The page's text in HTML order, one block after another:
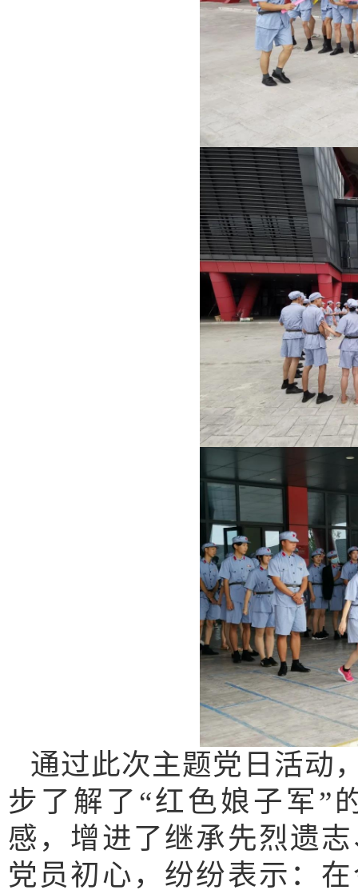
通过此次主题党日活动
步了解了“红色娘子军”
感，增进了继承先烈遗
党员初心，纷纷表示：